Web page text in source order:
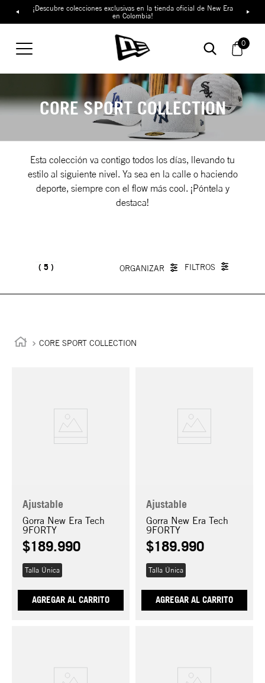
¡Descubre colecciones exclusivas en la tienda oficial de New Era
en Colombia!
0
CORE SPORT COLLECTION
Esta colección va contigo todos los días, llevando tu
estilo al siguiente nivel. Ya sea en la calle o haciendo
deporte, siempre con el flow más cool. ¡Póntela y
destaca!
5
CORE SPORT COLLECTION
Ajustable
Gorra New Era Tech
9FORTY
$189.990
Talla Única
AGREGAR AL CARRITO
Ajustable
Gorra New Era Tech
9FORTY
$189.990
Talla Única
AGREGAR AL CARRITO